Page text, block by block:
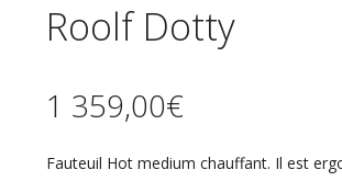
Roolf Dotty
1 359,00€
Fauteuil Hot medium chauffant. Il est